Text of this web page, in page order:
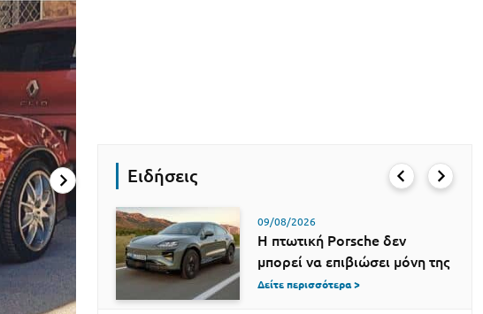
Ειδήσεις
09/08/2026
Η πτωτική Porsche δεν
μπορεί να επιβιώσει μόνη της
Δείτε περισσότερα >